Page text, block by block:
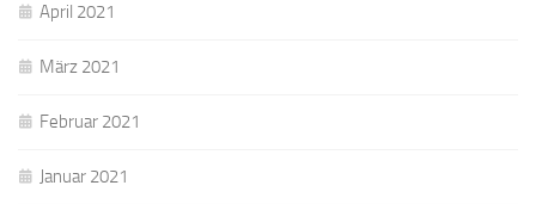
April 2021
März 2021
Februar 2021
Januar 2021